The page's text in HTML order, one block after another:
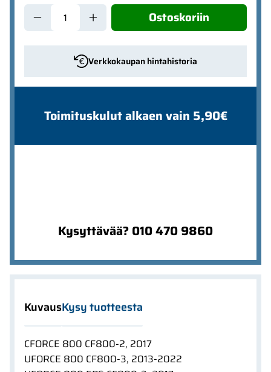
Ostoskoriin
Verkkokaupan hintahistoria
Toimituskulut alkaen vain 5,90€
Kysyttävää? 010 470 9860
KuvausKysy tuotteesta
CFORCE 800 CF800-2, 2017
UFORCE 800 CF800-3, 2013-2022